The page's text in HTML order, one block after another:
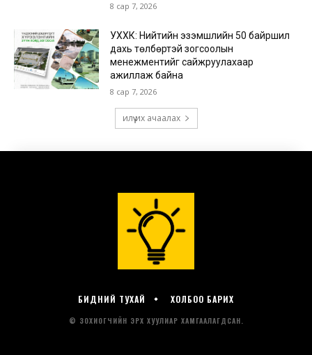
БИДНИЙ ТУХАЙ ХОЛБОО БАРИХ
© ЗОХИОГЧИЙН ЭРХ ХУУЛИАР ХАМГААЛАГДСАН.